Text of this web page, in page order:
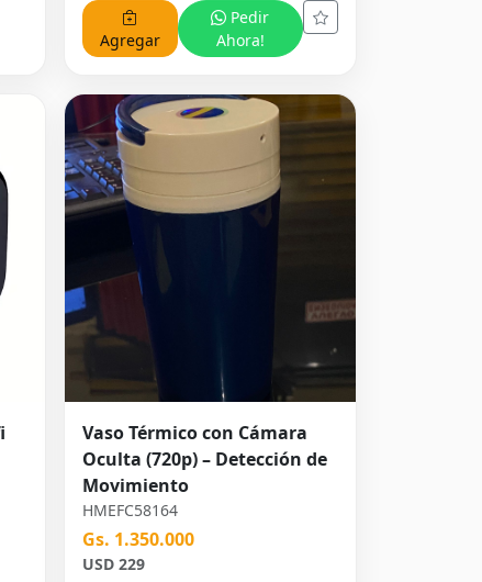
Agregar
Pedir
Ahora!
Vaso Térmico con Cámara
Oculta (720p) – Detección de
Movimiento
HMEFC58164
Gs. 1.350.000
USD 229